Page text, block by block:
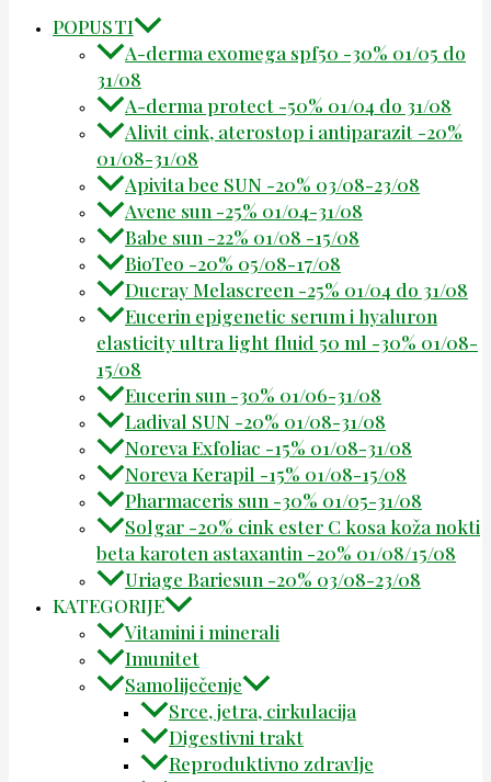
POPUSTI
A-derma exomega spf50 -30% 01/05 do
31/08
A-derma protect -50% 01/04 do 31/08
Alivit cink, aterostop i antiparazit -20%
01/08-31/08
Apivita bee SUN -20% 03/08-23/08
Avene sun -25% 01/04-31/08
Babe sun -22% 01/08 -15/08
BioTeo -20% 05/08-17/08
Ducray Melascreen -25% 01/04 do 31/08
Eucerin epigenetic serum i hyaluron
elasticity ultra light fluid 50 ml -30% 01/08-
15/08
Eucerin sun -30% 01/06-31/08
Ladival SUN -20% 01/08-31/08
Noreva Exfoliac -15% 01/08-31/08
Noreva Kerapil -15% 01/08-15/08
Pharmaceris sun -30% 01/05-31/08
Solgar -20% cink ester C kosa koža nokti
beta karoten astaxantin -20% 01/08/15/08
Uriage Bariesun -20% 03/08-23/08
KATEGORIJE
Vitamini i minerali
Imunitet
Samoliječenje
Srce, jetra, cirkulacija
Digestivni trakt
Reproduktivno zdravlje